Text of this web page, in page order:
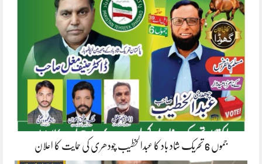
جموں 6 تحریک شاد باد کا عبدالخطیب چودھری کی حمایت کا اعلان